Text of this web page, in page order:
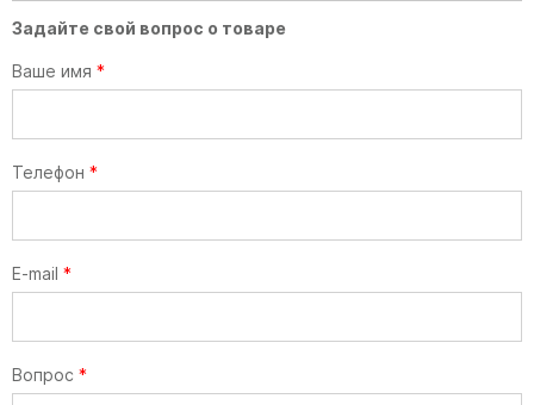
Задайте свой вопрос о товаре
Ваше имя *
Телефон *
E-mail *
Вопрос *